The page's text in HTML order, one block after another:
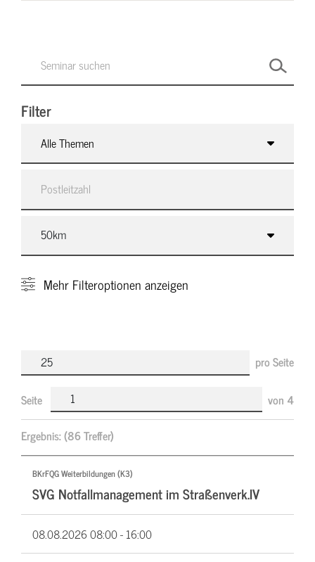
Filter
Alle Themen
Mehr Filteroptionen anzeigen
pro Seite
Seite von 4
Ergebnis:(86 Treffer)
BKrFQG Weiterbildungen (K3)
SVG Notfallmanagement im Straßenverk.IV
08.08.202608:00 - 16:00